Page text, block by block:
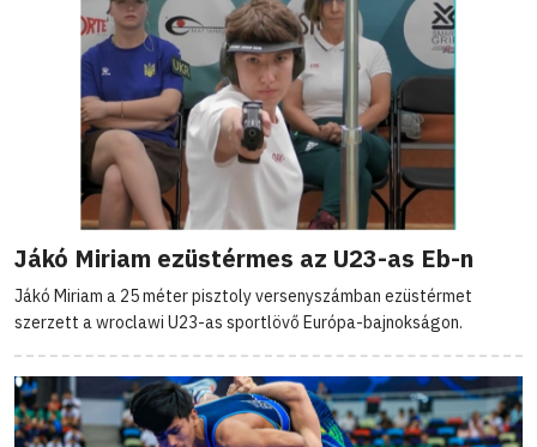
Jákó Miriam ezüstérmes az U23-as Eb-n
Jákó Miriam a 25 méter pisztoly versenyszámban ezüstérmet
szerzett a wroclawi U23-as sportlövő Európa-bajnokságon.